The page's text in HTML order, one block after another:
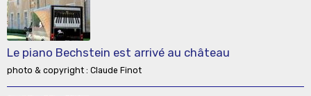
Le piano Bechstein est arrivé au château
photo & copyright : Claude Finot